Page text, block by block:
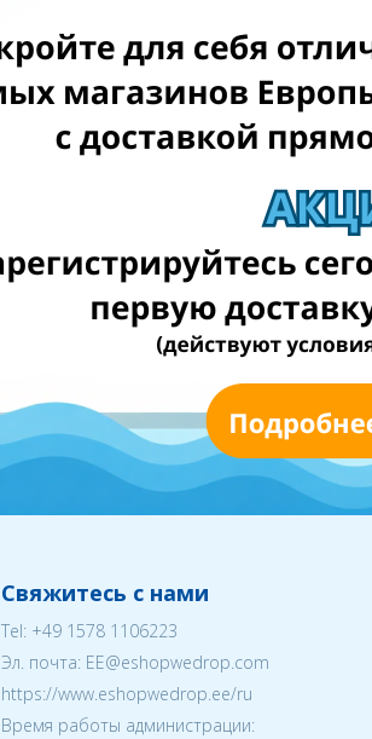
Свяжитесь с нами
Tel: +49 1578 1106223
Эл. почта: EE@eshopwedrop.com
https://www.eshopwedrop.ee/ru
Время работы администрации: